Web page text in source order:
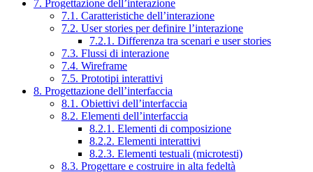
7. Progettazione dell’interazione
7.1. Caratteristiche dell’interazione
7.2. User stories per definire l’interazione
7.2.1. Differenza tra scenari e user stories
7.3. Flussi di interazione
7.4. Wireframe
7.5. Prototipi interattivi
8. Progettazione dell’interfaccia
8.1. Obiettivi dell’interfaccia
8.2. Elementi dell’interfaccia
8.2.1. Elementi di composizione
8.2.2. Elementi interattivi
8.2.3. Elementi testuali (microtesti)
8.3. Progettare e costruire in alta fedeltà